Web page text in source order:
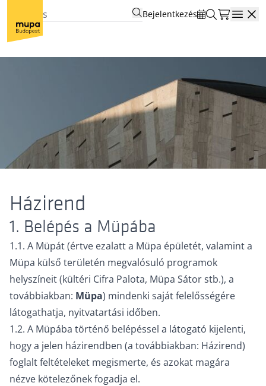
Bejelentkezés
Házirend
1. Belépés a Müpába
1.1. A Müpát (értve ezalatt a Müpa épületét, valamint a
Müpa külső területén megvalósuló programok
helyszíneit (kültéri Cifra Palota, Müpa Sátor stb.), a
továbbiakban: Müpa) mindenki saját felelősségére
látogathatja, nyitvatartási időben.
1.2. A Müpába történő belépéssel a látogató kijelenti,
hogy a jelen házirendben (a továbbiakban: Házirend)
foglalt feltételeket megismerte, és azokat magára
nézve kötelezőnek fogadja el.